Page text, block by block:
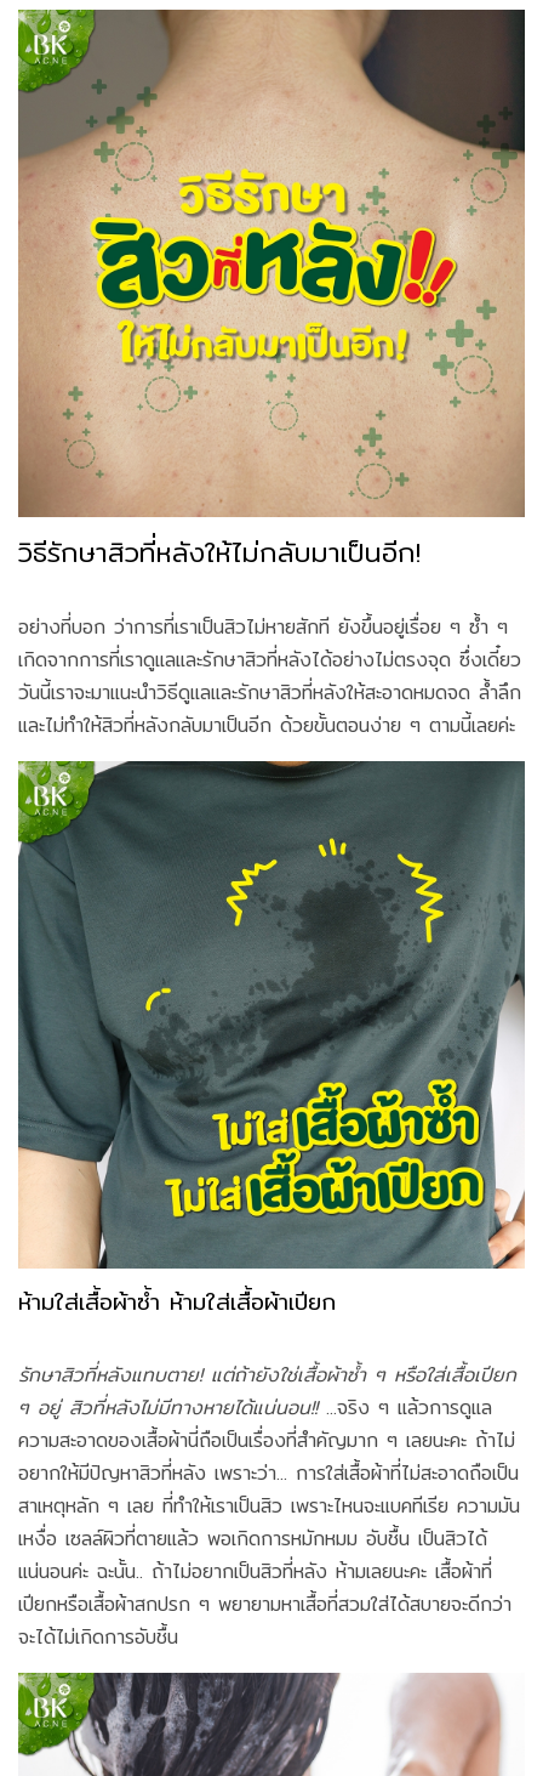
วิธีรักษาสิวที่หลังให้ไม่กลับมาเป็นอีก!
อย่างที่บอก ว่าการที่เราเป็นสิวไม่หายสักที ยังขึ้นอยู่เรื่อย ๆ ซ้ำ ๆ
เกิดจากการที่เราดูแลและรักษาสิวที่หลังได้อย่างไม่ตรงจุด ซึ่งเดี๋ยว
วันนี้เราจะมาแนะนำวิธีดูแลและรักษาสิวที่หลังให้สะอาดหมดจด ล้ำลึก
และไม่ทำให้สิวที่หลังกลับมาเป็นอีก ด้วยขั้นตอนง่าย ๆ ตามนี้เลยค่ะ
ห้ามใส่เสื้อผ้าซ้ำ ห้ามใส่เสื้อผ้าเปียก
รักษาสิวที่หลังแทบตาย! แต่ถ้ายังใช่เสื้อผ้าซ้ำ ๆ หรือใส่เสื้อเปียก
ๆ อยู่ สิวที่หลังไม่มีทางหายได้แน่นอน!!...จริง ๆ แล้วการดูแล
ความสะอาดของเสื้อผ้านี่ถือเป็นเรื่องที่สำคัญมาก ๆ เลยนะคะ ถ้าไม่
อยากให้มีปัญหาสิวที่หลัง เพราะว่า... การใส่เสื้อผ้าที่ไม่สะอาดถือเป็น
สาเหตุหลัก ๆ เลย ที่ทำให้เราเป็นสิว เพราะไหนจะแบคทีเรีย ความมัน
เหงื่อ เซลล์ผิวที่ตายแล้ว พอเกิดการหมักหมม อับชื้น เป็นสิวได้
แน่นอนค่ะ ฉะนั้น.. ถ้าไม่อยากเป็นสิวที่หลัง ห้ามเลยนะคะ เสื้อผ้าที่
เปียกหรือเสื้อผ้าสกปรก ๆ พยายามหาเสื้อที่สวมใส่ได้สบายจะดีกว่า
จะได้ไม่เกิดการอับชื้น